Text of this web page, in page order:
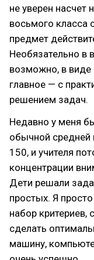
не уверен насчет
восьмого класса
предмет
Необязательно в
возможно, в
главное — с
решением задач.
Недавно у меня
обычной средней
150, и учителя
концентрации
Дети решали
простых. Я
набор
сделать
машину,